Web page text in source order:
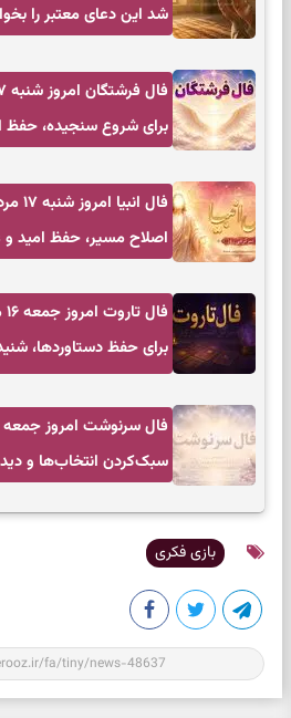
شد این دعای معتبر را
برای شروع سنجیده،
اصلاح مسیر، حفظ امید
برای حفظ دستاوردها،
سبک‌کردن انتخاب‌ها و
بازی فکری